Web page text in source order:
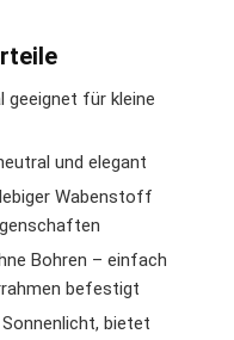
geeignet für kleine
und elegant
Wabenstoff
Bohren – einfach
befestigt
bietet